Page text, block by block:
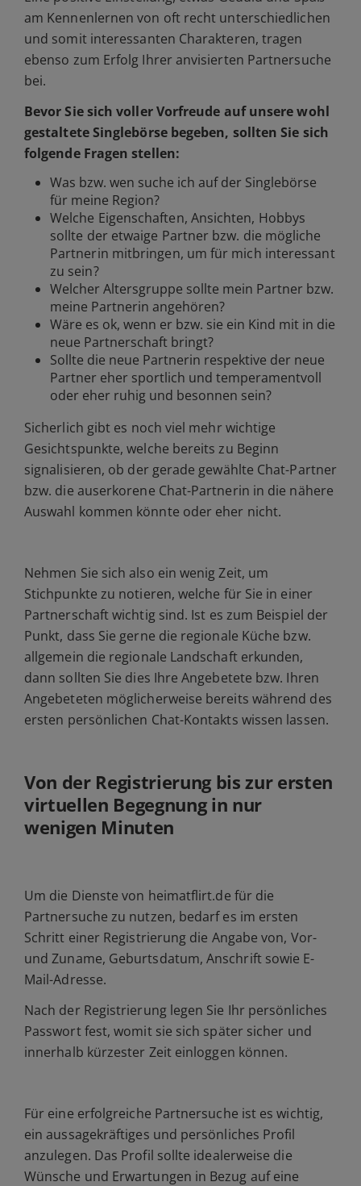
am Kennenlernen von oft recht unterschiedlichen
und somit interessanten Charakteren, tragen
ebenso zum Erfolg Ihrer anvisierten Partnersuche
bei.
Bevor Sie sich voller Vorfreude auf unsere wohl
gestaltete Singlebörse begeben, sollten Sie sich
folgende Fragen stellen:
Was bzw. wen suche ich auf der Singlebörse
für meine Region?
Welche Eigenschaften, Ansichten, Hobbys
sollte der etwaige Partner bzw. die mögliche
Partnerin mitbringen, um für mich interessant
zu sein?
Welcher Altersgruppe sollte mein Partner bzw.
meine Partnerin angehören?
Wäre es ok, wenn er bzw. sie ein Kind mit in die
neue Partnerschaft bringt?
Sollte die neue Partnerin respektive der neue
Partner eher sportlich und temperamentvoll
oder eher ruhig und besonnen sein?
Sicherlich gibt es noch viel mehr wichtige
Gesichtspunkte, welche bereits zu Beginn
signalisieren, ob der gerade gewählte Chat-Partner
bzw. die auserkorene Chat-Partnerin in die nähere
Auswahl kommen könnte oder eher nicht.
Nehmen Sie sich also ein wenig Zeit, um
Stichpunkte zu notieren, welche für Sie in einer
Partnerschaft wichtig sind. Ist es zum Beispiel der
Punkt, dass Sie gerne die regionale Küche bzw.
allgemein die regionale Landschaft erkunden,
dann sollten Sie dies Ihre Angebetete bzw. Ihren
Angebeteten möglicherweise bereits während des
ersten persönlichen Chat-Kontakts wissen lassen.
Von der Registrierung bis zur ersten
virtuellen Begegnung in nur
wenigen Minuten
Um die Dienste von heimatflirt.de für die
Partnersuche zu nutzen, bedarf es im ersten
Schritt einer Registrierung die Angabe von, Vor-
und Zuname, Geburtsdatum, Anschrift sowie E-
Mail-Adresse.
Nach der Registrierung legen Sie Ihr persönliches
Passwort fest, womit sie sich später sicher und
innerhalb kürzester Zeit einloggen können.
Für eine erfolgreiche Partnersuche ist es wichtig,
ein aussagekräftiges und persönliches Profil
anzulegen. Das Profil sollte idealerweise die
Wünsche und Erwartungen in Bezug auf eine